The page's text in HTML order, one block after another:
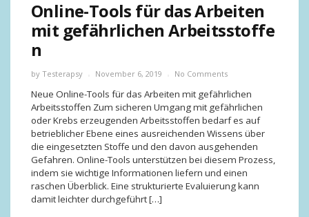
Online-Tools für das Arbeiten
mit gefährlichen Arbeitsstoffe
n
by Testerapsy November 6, 2019 No Comments
Neue Online-Tools für das Arbeiten mit gefährlichen
Arbeitsstoffen Zum sicheren Umgang mit gefährlichen
oder Krebs erzeugenden Arbeitsstoffen bedarf es auf
betrieblicher Ebene eines ausreichenden Wissens über
die eingesetzten Stoffe und den davon ausgehenden
Gefahren. Online-Tools unterstützen bei diesem Prozess,
indem sie wichtige Informationen liefern und einen
raschen Überblick. Eine strukturierte Evaluierung kann
damit leichter durchgeführt […]